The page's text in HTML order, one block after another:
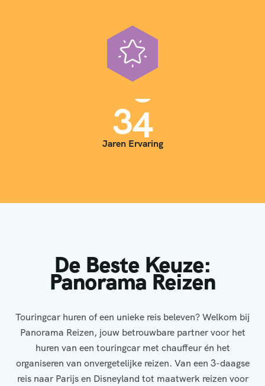
35
Jaren Ervaring
De Beste Keuze:
Panorama Reizen
Touringcar huren of een unieke reis beleven? Welkom bij
Panorama Reizen, jouw betrouwbare partner voor het
huren van een touringcar met chauffeur én het
organiseren van onvergetelijke reizen. Van een 3-daagse
reis naar Parijs en Disneyland tot maatwerk reizen voor